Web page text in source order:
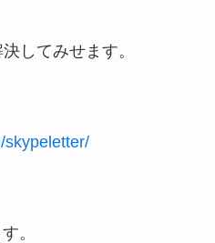
してみせます。
skypeletter/
。